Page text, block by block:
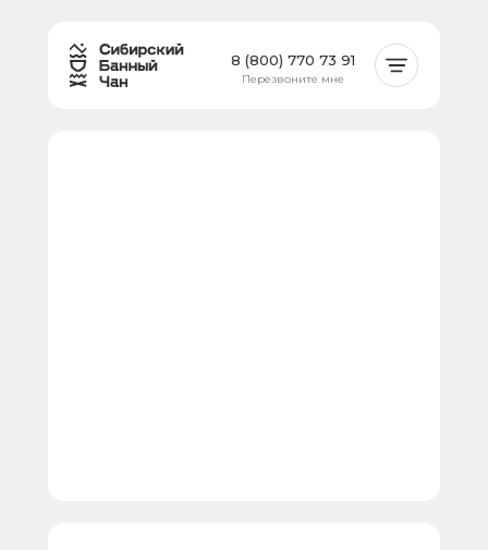
8 (800) 770 73 91
Перезвоните мне